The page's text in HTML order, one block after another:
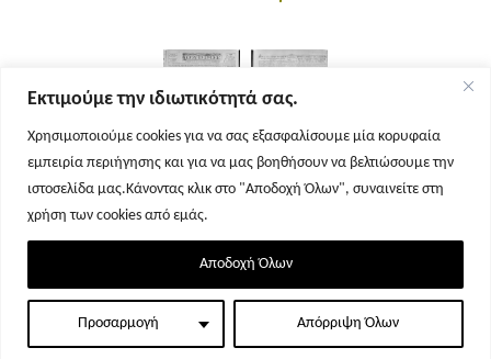
Εκτιμούμε την ιδιωτικότητά σας.
Χρησιμοποιούμε cookies για να σας εξασφαλίσουμε μία κορυφαία
εμπειρία περιήγησης και για να μας βοηθήσουν να βελτιώσουμε την
ιστοσελίδα μας.Κάνοντας κλικ στο "Αποδοχή Όλων", συναινείτε στη
χρήση των cookies από εμάς.
Προσαρμογή Απόρριψη Όλων
Αποδοχή Όλων
Σελίδα 1 Σελίδα 2